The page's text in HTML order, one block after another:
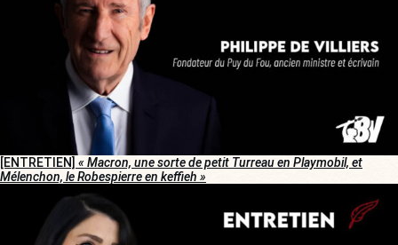
[ENTRETIEN] « Macron, une sorte de petit Turreau en Playmobil, et
Mélenchon, le Robespierre en keffieh »